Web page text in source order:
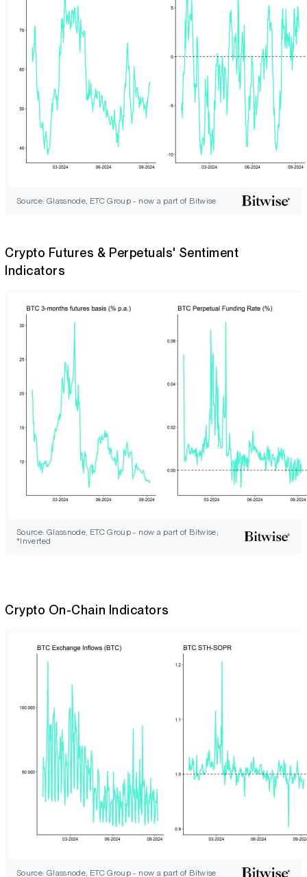
Source: Glassnode, ETC Group - now a part of Bitwise
Crypto Futures & Perpetuals' Sentiment
Indicators
Source: Glassnode, ETC Group - now a part of Bitwise;
*Inverted
Crypto On-Chain Indicators
Source: Glassnode, ETC Group - now a part of Bitwise